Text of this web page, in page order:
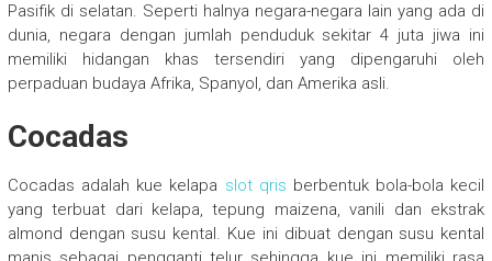
Pasifik di selatan. Seperti halnya negara-negara lain yang ada di
dunia, negara dengan jumlah penduduk sekitar 4 juta jiwa ini
memiliki hidangan khas tersendiri yang dipengaruhi oleh
perpaduan budaya Afrika, Spanyol, dan Amerika asli.
Cocadas
Cocadas adalah kue kelapa slot qris berbentuk bola-bola kecil
yang terbuat dari kelapa, tepung maizena, vanili dan ekstrak
almond dengan susu kental. Kue ini dibuat dengan susu kental